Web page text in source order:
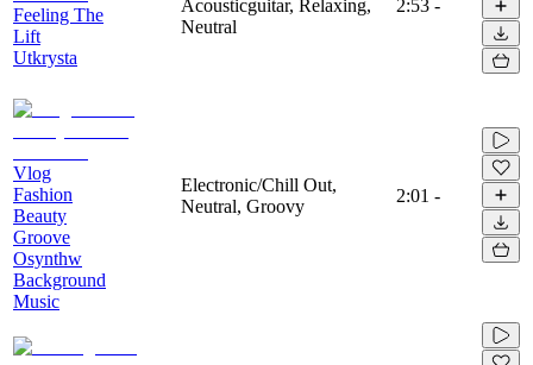
Feeling The
Lift
Utkrysta
Acousticguitar, Relaxing,
Neutral
2:53 -
Vlog
Fashion
Beauty
Groove
Osynthw
Background
Music
Electronic/Chill Out,
Neutral, Groovy
2:01 -